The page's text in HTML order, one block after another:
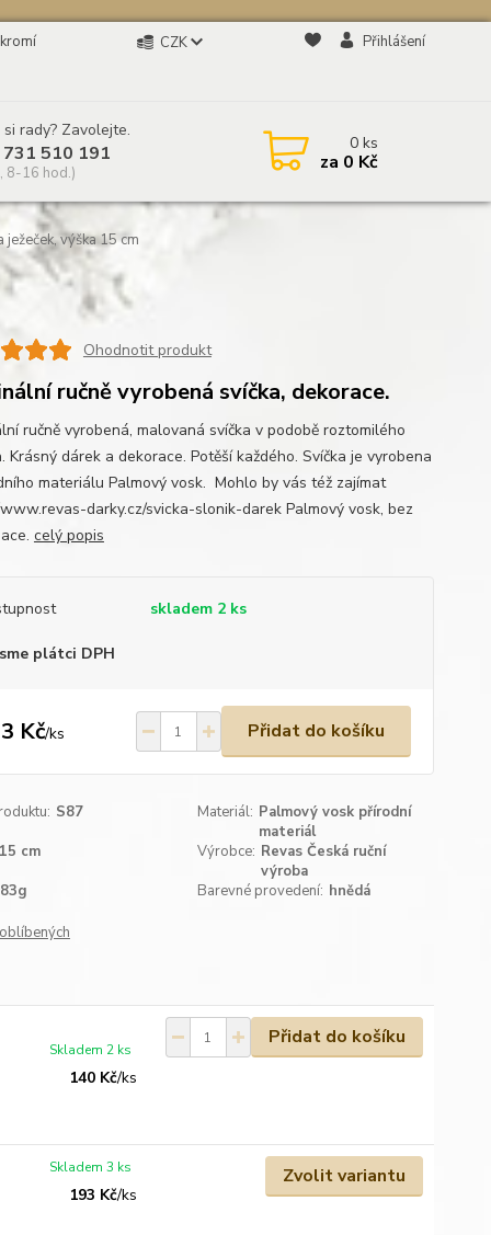
CZK Přihlášení
rady? Zavolejte.
510 191
8-16 hod.)
0ks
za 0 Kč
ježeček, výška 15 cm
Ohodnotit produkt
ručně vyrobená svíčka, dekorace.
ručně vyrobená, malovaná svíčka v podobě roztomilého
Krásný dárek a dekorace. Potěší každého. Svíčka je vyrobena
materiálu Palmový vosk. Mohlo by vás též zajímat
darky.cz/svicka-slonik-darek Palmový vosk, bez
celý popis
skladem 2 ks
plátci DPH
Kč/ks Přidat do košíku
S87 Materiál: Palmový vosk přírodní
materiál
cm
Výrobce: Revas Česká ruční
výroba
Barevné provedení: hnědá
140 Kč/ks
Skladem 2 ks
Přidat do košíku
193 Kč/ks
Skladem 3 ks Zvolit variantu